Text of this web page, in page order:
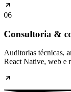
06
Consultoria &
Auditorias técnicas,
React Native, web e